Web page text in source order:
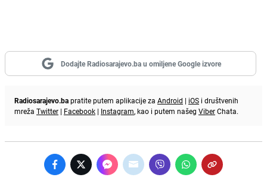
Dodajte Radiosarajevo.ba u omiljene Google izvore
Radiosarajevo.bapratite putem aplikacije za Android | iOS i društvenih
mreža Twitter | Facebook | Instagram, kao i putem našeg ViberChata.